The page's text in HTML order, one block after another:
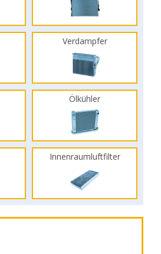
Verdampfer
Ölkühler
Innenraumluftfilter